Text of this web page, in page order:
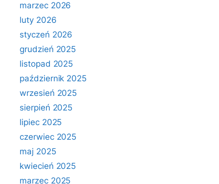
marzec 2026
luty 2026
styczeń 2026
grudzień 2025
listopad 2025
październik 2025
wrzesień 2025
sierpień 2025
lipiec 2025
czerwiec 2025
maj 2025
kwiecień 2025
marzec 2025